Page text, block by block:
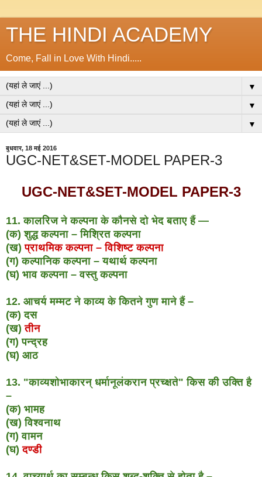
THE HINDI ACADEMY
Come, Fall in Love With Hindi.....
▼
▼
▼
बुधवार, 18 मई 2016
UGC-NET&SET-MODEL PAPER-3
UGC-NET&SET-MODEL PAPER-3
11. कालरिज ने कल्पना के कौनसे दो भेद बताए हैं —
(क) शुद्ध कल्पना – मिश्रित कल्पना
(ख)प्राथमिक कल्पना – विशिष्ट कल्पना
(ग) कल्पानिक कल्पना – यथार्थ कल्पना
(घ) भाव कल्पना – वस्तु कल्पना
12. आचर्य मम्मट ने काव्य के कितने गुण माने हैं –
(क) दस
(ख)तीन
(ग) पन्द्रह
(घ) आठ
13. "काव्यशोभाकारन् धर्मानूलंकरान प्रच्क्षते" किस की उक्ति है
–
(क) भामह
(ख) विश्वनाथ
(ग) वामन
(घ)दण्डी